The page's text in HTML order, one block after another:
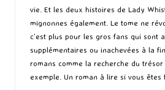
vie. Et les deux histoires de Lady
mignonnes également. Le tome ne
c’est plus pour les gros fans qui sont
supplémentaires ou inachevées à la
romans comme la recherche du
exemple. Un roman à lire si vous êtes